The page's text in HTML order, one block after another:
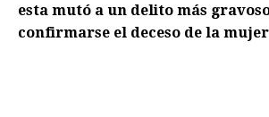
esta mutó a un delito más
confirmarse el deceso de la mujer